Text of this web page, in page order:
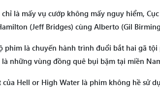
là mấy vụ cướp không mấy nguy hiểm,
(Jeff Bridges) cùng Alberto (Gil
phim là chuyến hành trình đuổi bắt hai gã
những vùng đồng quê bụi bặm tại miền
Hell or High Water là phim không hề sử